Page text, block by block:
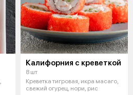
Калифорния с креветкой
8 шт
Креветка тигровая, икра масаго,
свежий огурец, нори, рис